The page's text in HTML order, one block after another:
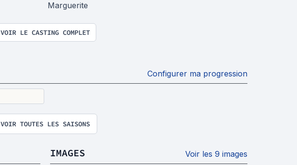
Marguerite
VOIR LE CASTING COMPLET
Configurer ma progression
VOIR TOUTES LES SAISONS
IMAGES Voir les 9 images